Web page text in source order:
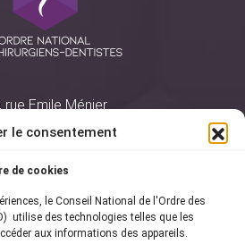
le consentement
de cookies
le Conseil National de l'Ordre des
utilise des technologies telles que les
aux informations des appareils.
rue Emile Ménier
Paris Cedex 16
01 44 34 78 80
courrier@oncd.org